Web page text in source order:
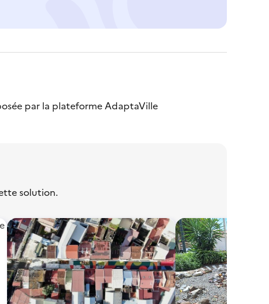
par la plateforme AdaptaVille
solution.